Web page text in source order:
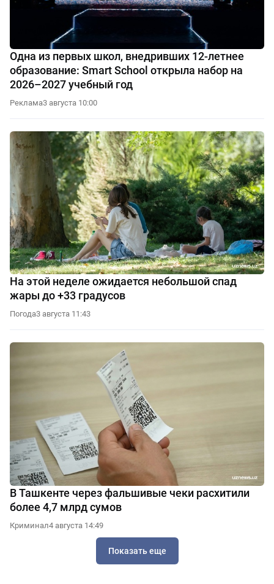
Одна из первых школ, внедривших 12-летнее
образование: Smart School открыла набор на
2026–2027 учебный год
Реклама3 августа 10:00
На этой неделе ожидается небольшой спад
жары до +33 градусов
Погода3 августа 11:43
В Ташкенте через фальшивые чеки расхитили
более 4,7 млрд сумов
Криминал4 августа 14:49
Показать еще